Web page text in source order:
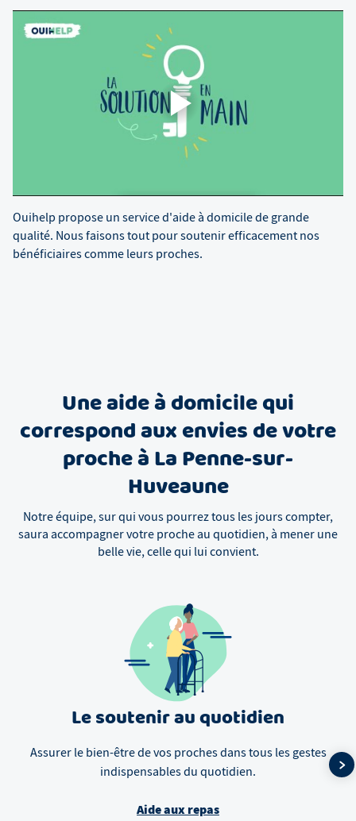
Ouihelp propose un service d'aide à domicile de grande
qualité. Nous faisons tout pour soutenir efficacement nos
bénéficiaires comme leurs proches.
Une aide à domicile qui
correspond aux envies de votre
proche à La Penne-sur-
Huveaune
Notre équipe, sur qui vous pourrez tous les jours compter,
saura accompagner votre proche au quotidien, à mener une
belle vie, celle qui lui convient.
Le soutenir au quotidien
Assurer le bien-être de vos proches dans tous les gestes
indispensables du quotidien.
Aide aux repas